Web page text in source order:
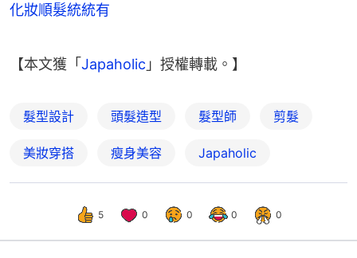
化妝順髮統統有
【本文獲「Japaholic 」授權轉載。】
髮型設計 頭髮造型 髮型師 剪髮
美妝穿搭 瘦身美容 Japaholic
5 0 0 0 0